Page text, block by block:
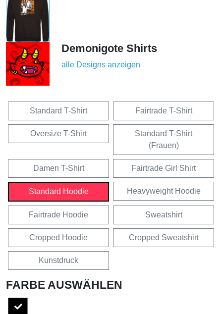
Demonigote Shirts
alle Designs anzeigen
Standard T-Shirt Fairtrade T-Shirt
Oversize T-Shirt
Standard T-Shirt
(Frauen)
Damen T-Shirt Fairtrade Girl Shirt
Standard Hoodie Heavyweight Hoodie
Fairtrade Hoodie Sweatshirt
Cropped Hoodie Cropped Sweatshirt
Kunstdruck
FARBE AUSWÄHLEN